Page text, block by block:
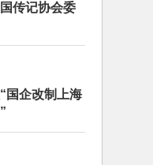
传记协会委
国企改制上海